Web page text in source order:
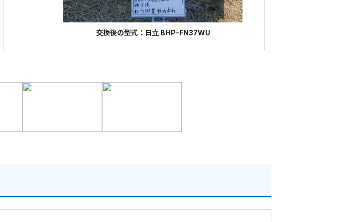
交換後の型式：日立 BHP-FN37WU